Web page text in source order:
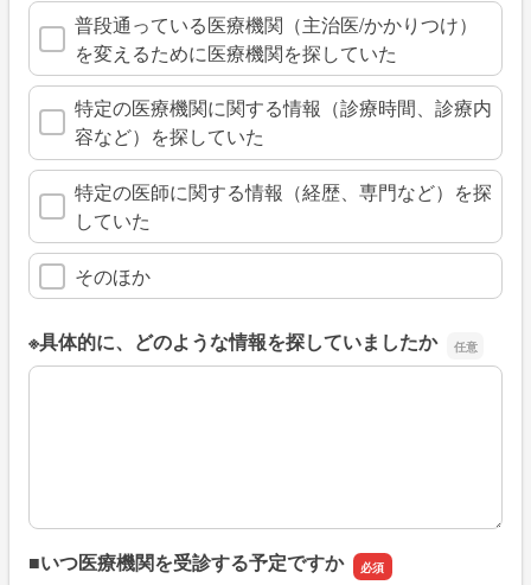
普段通っている医療機関（主治医/かかりつけ）
を変えるために医療機関を探していた
特定の医療機関に関する情報（診療時間、診療内
容など）を探していた
特定の医師に関する情報（経歴、専門など）を探
していた
そのほか
※具体的に、どのような情報を探していましたか
※具体的に、どのような情報を探していましたか
■いつ医療機関を受診する予定ですか